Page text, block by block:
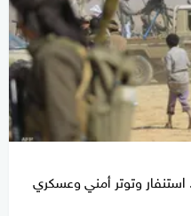
استنفار وتوتر أمني وعسكري